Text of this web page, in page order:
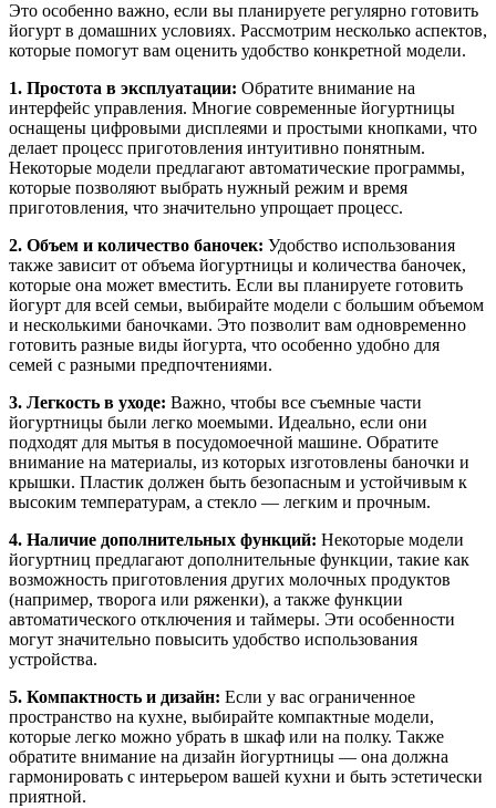
Это особенно важно, если вы планируете регулярно готовить
йогурт в домашних условиях. Рассмотрим несколько аспектов,
которые помогут вам оценить удобство конкретной модели.
1. Простота в эксплуатации: Обратите внимание на
интерфейс управления. Многие современные йогуртницы
оснащены цифровыми дисплеями и простыми кнопками, что
делает процесс приготовления интуитивно понятным.
Некоторые модели предлагают автоматические программы,
которые позволяют выбрать нужный режим и время
приготовления, что значительно упрощает процесс.
2. Объем и количество баночек: Удобство использования
также зависит от объема йогуртницы и количества баночек,
которые она может вместить. Если вы планируете готовить
йогурт для всей семьи, выбирайте модели с большим объемом
и несколькими баночками. Это позволит вам одновременно
готовить разные виды йогурта, что особенно удобно для
семей с разными предпочтениями.
3. Легкость в уходе: Важно, чтобы все съемные части
йогуртницы были легко моемыми. Идеально, если они
подходят для мытья в посудомоечной машине. Обратите
внимание на материалы, из которых изготовлены баночки и
крышки. Пластик должен быть безопасным и устойчивым к
высоким температурам, а стекло — легким и прочным.
4. Наличие дополнительных функций: Некоторые модели
йогуртниц предлагают дополнительные функции, такие как
возможность приготовления других молочных продуктов
(например, творога или ряженки), а также функции
автоматического отключения и таймеры. Эти особенности
могут значительно повысить удобство использования
устройства.
5. Компактность и дизайн: Если у вас ограниченное
пространство на кухне, выбирайте компактные модели,
которые легко можно убрать в шкаф или на полку. Также
обратите внимание на дизайн йогуртницы — она должна
гармонировать с интерьером вашей кухни и быть эстетически
приятной.